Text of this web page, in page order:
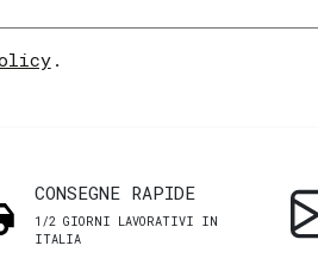
.
CONSEGNE RAPIDE
1/2 GIORNI LAVORATIVI IN
ITALIA